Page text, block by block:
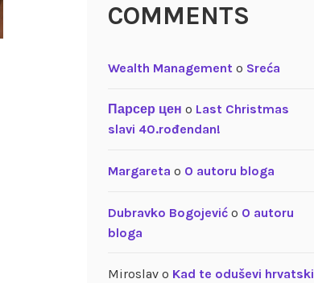
COMMENTS
Wealth Managemento Sreća
Парсер цен o Last Christmas
slavi 40.rođendan!
Margareta o O autoru bloga
Dubravko Bogojevićo O autoru
bloga
Miroslavo Kad te oduševi hrvatski